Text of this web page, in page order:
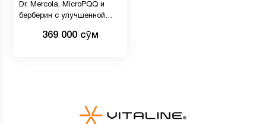
Dr. Mercola, MicroPQQ и
берберин с улучшенной
369 000 сӯм